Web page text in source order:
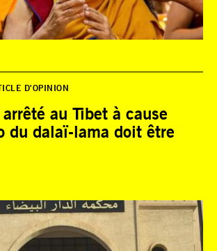
D'OPINION
au Tibet à cause
du dalaï-lama doit être